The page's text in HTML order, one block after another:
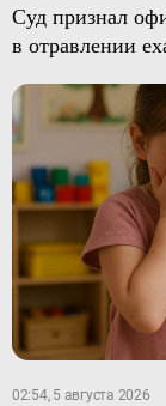
Суд признал
в отравлении
02:54, 5 августа 2026